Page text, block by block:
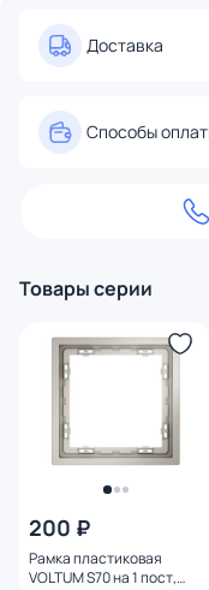
Доставка
Способы
Товары серии
200 ₽
Рамка пластиковая
VOLTUM S70 на 1 пост,